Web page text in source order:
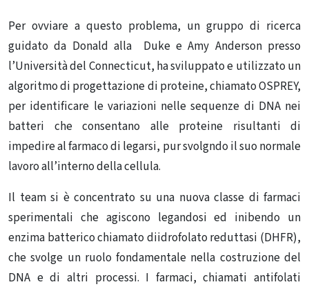
Per ovviare a questo problema, un gruppo di ricerca
guidato da Donald alla Duke e Amy Anderson presso
l’Università del Connecticut, ha sviluppato e utilizzato un
algoritmo di progettazione di proteine, chiamato OSPREY,
per identificare le variazioni nelle sequenze di DNA nei
batteri che consentano alle proteine risultanti di
impedire al farmaco di legarsi, pur svolgndo il suo normale
lavoro all’interno della cellula.
Il team si è concentrato su una nuova classe di farmaci
sperimentali che agiscono legandosi ed inibendo un
enzima batterico chiamato diidrofolato reduttasi (DHFR),
che svolge un ruolo fondamentale nella costruzione del
DNA e di altri processi. I farmaci, chiamati antifolati